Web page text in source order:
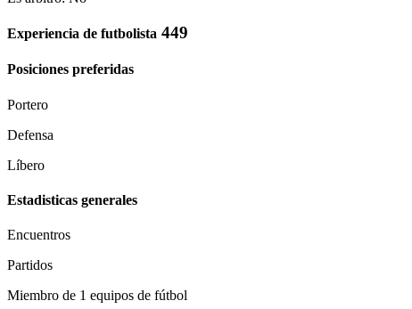
Experiencia de futbolista 449
Posiciones preferidas
Portero
Defensa
Líbero
Estadisticas generales
Encuentros
Partidos
Miembro de 1 equipos de fútbol